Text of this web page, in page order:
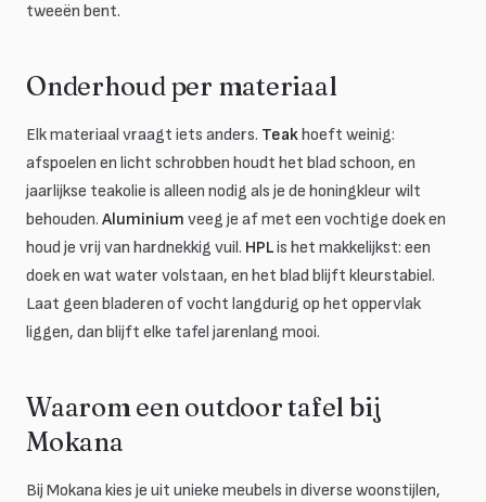
tweeën bent.
Onderhoud per materiaal
Elk materiaal vraagt iets anders. Teakhoeft weinig:
afspoelen en licht schrobben houdt het blad schoon, en
jaarlijkse teakolie is alleen nodig als je de honingkleur wilt
behouden. Aluminium veeg je af met een vochtige doek en
houd je vrij van hardnekkig vuil. HPLis het makkelijkst: een
doek en wat water volstaan, en het blad blijft kleurstabiel.
Laat geen bladeren of vocht langdurig op het oppervlak
liggen, dan blijft elke tafel jarenlang mooi.
Waarom een outdoor tafel bij
Mokana
Bij Mokana kies je uit unieke meubels in diverse woonstijlen,